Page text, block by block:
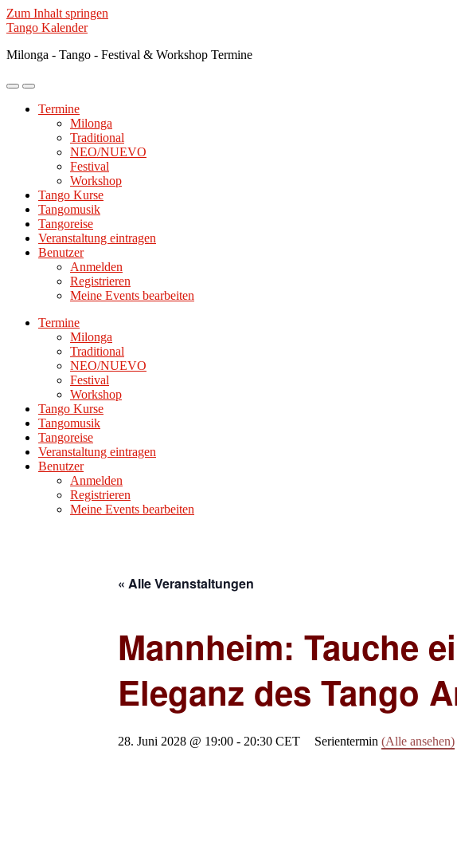
Zum Inhalt springen
Tango Kalender
Milonga - Tango - Festival & Workshop Termine
Mobile-
ein-/ausblenden
Suchfeld
ein-/ausblenden
Termine
Milonga
Traditional
NEO/NUEVO
Festival
Workshop
Tango Kurse
Tangomusik
Tangoreise
Veranstaltung eintragen
Benutzer
Anmelden
Registrieren
Meine Events bearbeiten
Termine
Milonga
Traditional
NEO/NUEVO
Festival
Workshop
Tango Kurse
Tangomusik
Tangoreise
Veranstaltung eintragen
Benutzer
Anmelden
Registrieren
Meine Events bearbeiten
« Alle Veranstaltungen
Mannheim: Tauche
Eleganz des Tango
28. Juni 2028 @ 19:00 - 20:30 CET Serientermin (Alle ansehen)